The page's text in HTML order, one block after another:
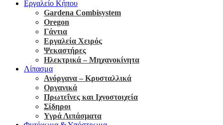
Εργαλείο Κήπου
Gardena Combisystem
Oregon
Γάντια
Εργαλεία Χειρός
Ψεκαστήρες
Ηλεκτρικά – Μηχανοκίνητα
Λίπασμα
Ανόργανα – Κρυσταλλικά
Οργανικά
Πρωτεΐνες και Ιχνοστοιχεία
Σίδηροι
Υγρά Λιπάσματα